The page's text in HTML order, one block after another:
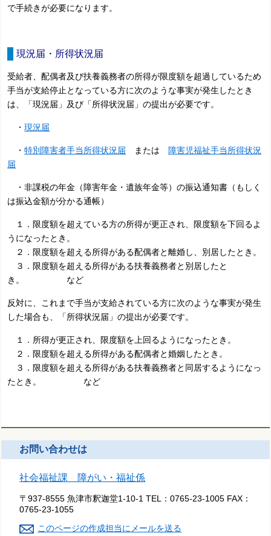
で手続きが必要になります。
現況届・所得状況届
受給者、配偶者及び扶養義務者の所得が限度額を超過しているため
手当が支給停止となっている方に次のような事実が発生したとき
は、「現況届」及び「所得状況届」の提出が必要です。
・現況届
・特別障害者手当所得状況届 または 障害児福祉手当所得状況
届
・非課税の年金（障害年金・遺族年金等）の振込通知書（もしく
は振込金額が分かる通帳）
１．限度額を超えている方の所得が更正され、限度額を下回るよ
うになったとき。
２．限度額を超える所得がある配偶者と離婚し、別居したとき。
３．限度額を超える所得がある扶養義務者と別居したと
き。 など
反対に、これまで手当が支給されている方に次のような事実が発生
した場合も、「所得状況届」の提出が必要です。
１．所得が更正され、限度額を上回るようになったとき。
２．限度額を超える所得がある配偶者と婚姻したとき。
３．限度額を超える所得がある扶養義務者と同居するようになっ
たとき。 など
お問い合わせは
社会福祉課 障がい・福祉係
〒937-8555 魚津市釈迦堂1-10-1 TEL：0765-23-1005 FAX：
0765-23-1055
このページの作成担当にメールを送る